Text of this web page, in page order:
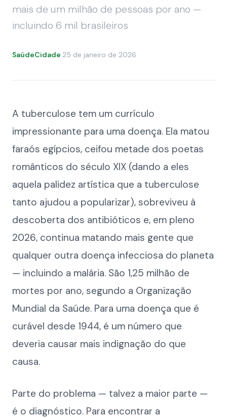
mais de um milhão de pessoas por ano —
incluindo 6 mil brasileiros
SaúdeCidade·25 de janeiro de 2026
A tuberculose tem um currículo
impressionante para uma doença. Ela matou
faraós egípcios, ceifou metade dos poetas
românticos do século XIX (dando a eles
aquela palidez artística que a tuberculose
tanto ajudou a popularizar), sobreviveu à
descoberta dos antibióticos e, em pleno
2026, continua matando mais gente que
qualquer outra doença infecciosa do planeta
— incluindo a malária. São 1,25 milhão de
mortes por ano, segundo a Organização
Mundial da Saúde. Para uma doença que é
curável desde 1944, é um número que
deveria causar mais indignação do que
causa.
Parte do problema — talvez a maior parte —
é o diagnóstico. Para encontrar a